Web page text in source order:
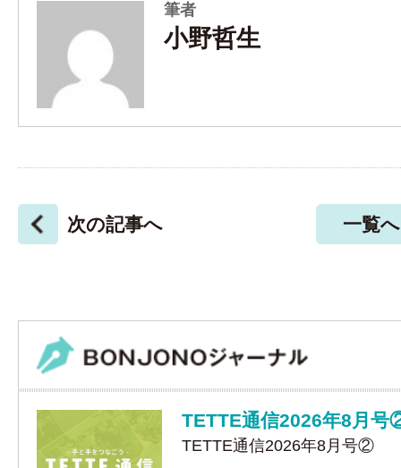
筆者
小野哲生
次の記事へ 一覧
TETTE通信2026年8月号
TETTE通信2026年8月号②